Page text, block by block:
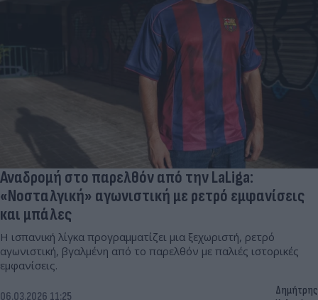
Αναδρομή στο παρελθόν από την LaLiga:
«Νοσταλγική» αγωνιστική με ρετρό εμφανίσεις
και μπάλες
Η ισπανική λίγκα προγραμματίζει μια ξεχωριστή, ρετρό
αγωνιστική, βγαλμένη από το παρελθόν με παλιές ιστορικές
εμφανίσεις.
06.03.2026 11:25
Δημήτρης